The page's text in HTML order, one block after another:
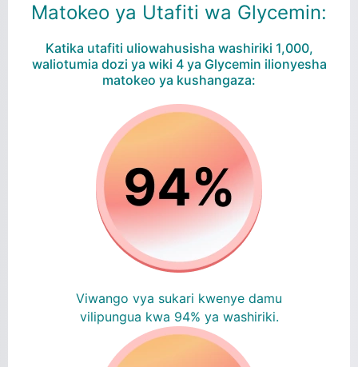
Matokeo ya Utafiti wa Glycemin:
Katika utafiti uliowahusisha washiriki 1,000,
waliotumia dozi ya wiki 4 ya Glycemin ilionyesha
matokeo ya kushangaza:
Viwango vya sukari kwenye damu
vilipungua kwa 94% ya washiriki.